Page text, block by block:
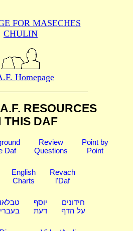
FOR MASECHES
CHULIN
Homepage
RESOURCES
THIS DAF
Daf
Review
Questions
Point by
Point
English
Charts
Revach
l'Daf
יוסף
דעת
חידונים
על הדף